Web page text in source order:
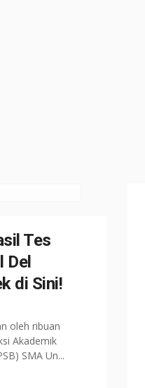
Tes
Del
di Sini!
oleh ribuan
Akademik
SMA Un...